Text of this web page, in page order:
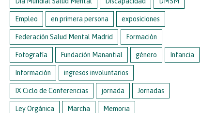
Empleo en primera persona exposiciones
Federación Salud Mental Madrid Formación
Fotografía Fundación Manantial género Infancia
Información ingresos involuntarios
IX Ciclo de Conferencias jornada Jornadas
Ley Orgánica Marcha Memoria